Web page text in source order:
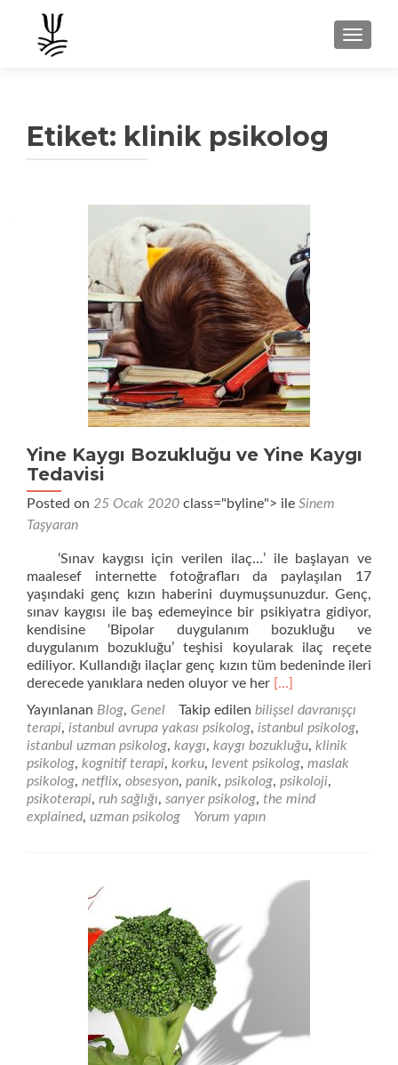
Etiket: klinik psikolog
Yine Kaygı Bozukluğu ve Yine Kaygı
Tedavisi
Posted on 25 Ocak 2020 class="byline"> ile Sinem
Taşyaran
‘Sınav kaygısı için verilen ilaç…’ ile başlayan ve
maalesef internette fotoğrafları da paylaşılan 17
yaşındaki genç kızın haberini duymuşsunuzdur. Genç,
sınav kaygısı ile baş edemeyince bir psikiyatra gidiyor,
kendisine ‘Bipolar duygulanım bozukluğu ve
duygulanım bozukluğu’ teşhisi koyularak ilaç reçete
ediliyor. Kullandığı ilaçlar genç kızın tüm bedeninde ileri
derecede yanıklara neden oluyor ve her Daha
okuyunYine
Kaygı
Bozukluğu
ve
Yine
Kaygı
[…]
Yayınlanan Blog, Genel Takip edilen bilişsel davranışçı
terapi, istanbul avrupa yakası psikolog, istanbul psikolog,
istanbul uzman psikolog, kaygı, kaygı bozukluğu, klinik
psikolog, kognitif terapi, korku, levent psikolog, maslak
psikolog, netflix, obsesyon, panik, psikolog, psikoloji,
psikoterapi, ruh sağlığı, sarıyer psikolog, the mind
explained, uzman psikolog Yorum yapın
dolaşımı